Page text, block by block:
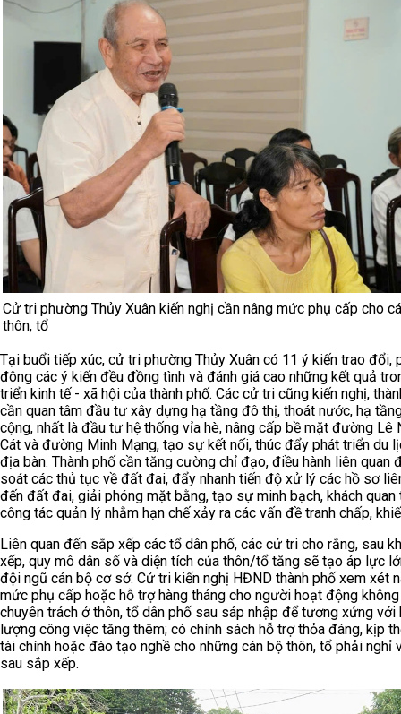
Cử tri phường Thủy Xuân kiến nghị cần nâng mức phụ cấp cho
thôn, tổ
Tại buổi tiếp xúc, cử tri phường Thủy Xuân có 11 ý kiến trao đổi,
đông các ý kiến đều đồng tình và đánh giá cao những kết quả
triển kinh tế - xã hội của thành phố. Các cử tri cũng kiến nghị,
cần quan tâm đầu tư xây dựng hạ tầng đô thị, thoát nước, hạ
cộng, nhất là đầu tư hệ thống vỉa hè, nâng cấp bề mặt đường Lê
Cát và đường Minh Mạng, tạo sự kết nối, thúc đẩy phát triển du
địa bàn. Thành phố cần tăng cường chỉ đạo, điều hành liên quan
soát các thủ tục về đất đai, đẩy nhanh tiến độ xử lý các hồ sơ
đến đất đai, giải phóng mặt bằng, tạo sự minh bạch, khách quan
công tác quản lý nhằm hạn chế xảy ra các vấn đề tranh chấp,
Liên quan đến sắp xếp các tổ dân phố, các cử tri cho rằng, sau
xếp, quy mô dân số và diện tích của thôn/tổ tăng sẽ tạo áp lực
đội ngũ cán bộ cơ sở. Cử tri kiến nghị HĐND thành phố xem xét
mức phụ cấp hoặc hỗ trợ hàng tháng cho người hoạt động không
chuyên trách ở thôn, tổ dân phố sau sáp nhập để tương xứng với
lượng công việc tăng thêm; có chính sách hỗ trợ thỏa đáng, kịp
tài chính hoặc đào tạo nghề cho những cán bộ thôn, tổ phải nghỉ
sau sắp xếp.